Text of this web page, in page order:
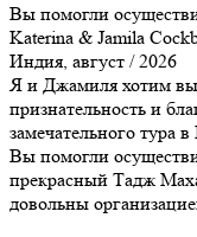
Вы помогли
Katerina & Jamila
Индия, август / 2026
Я и Джамиля хотим
признательность и
замечательного тура
Вы помогли
прекрасный Тадж
довольны